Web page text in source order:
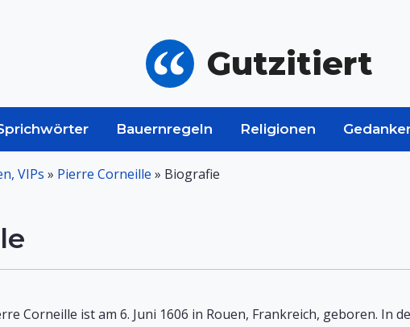
Gutzitiert
Bauernregeln Religionen
VIPs » Pierre Corneille » Biografie
Corneille ist am 6. Juni 1606 in Rouen, Frankreich, geboren. In